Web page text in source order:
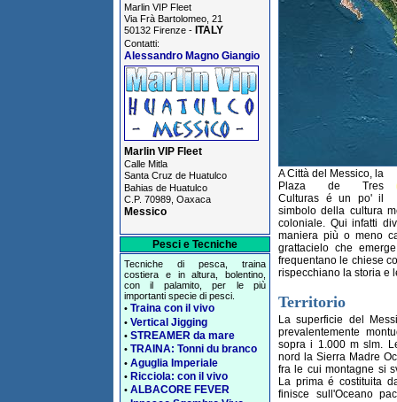
Marlin VIP Fleet
Via Frà Bartolomeo, 21
50132 Firenze - ITALY
Contatti:
Alessandro Magno Giangio
Marlin VIP Fleet
Calle Mitla
Santa Cruz de Huatulco
Bahias de Huatulco
C.P. 70989, Oaxaca
Messico
Pesci e Tecniche
Tecniche di pesca, traina
costiera e in altura, bolentino,
con il palamito, per le più
importanti specie di pesci.
• Traina con il vivo
• Vertical Jigging
• STREAMER da mare
• TRAINA: Tonni du branco
• Aguglia Imperiale
• Ricciola: con il vivo
• ALBACORE FEVER
A Città del Messico, la
Plaza de Tres
Culturas é un po' il
simbolo della cultura
coloniale. Qui infatti
maniera più o meno
grattacielo che
frequentano le chiese
rispecchiano la storia e
Territorio
La superficie del
prevalentemente
sopra i 1.000 m slm.
nord la Sierra Madre
fra le cui montagne si
La prima é costituita
finisce sull'Oceano